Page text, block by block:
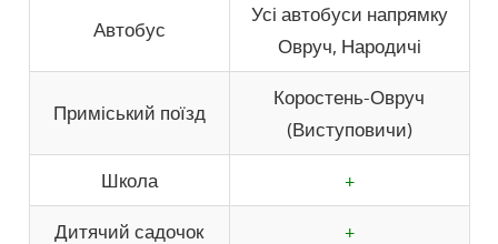
Автобус
Усі автобуси напрямку
Овруч, Народичі
Приміський поїзд
Коростень-Овруч
(Виступовичи)
Школа +
Дитячий садочок +